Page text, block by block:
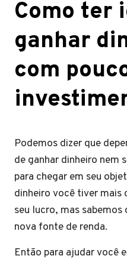
Como ter
ganhar
com
Podemos dizer que
de ganhar dinheiro nem
para chegar em seu
dinheiro você tiver mais
seu lucro, mas
nova fonte de renda.
Então para ajudar você